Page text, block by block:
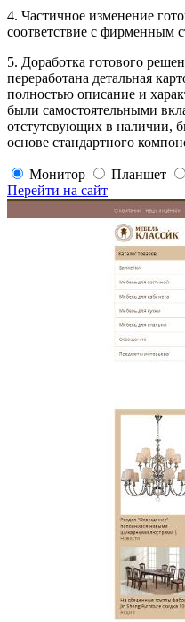
4. Частичное изменение
соответствие с фирменным
5. Доработка готового
переработана детальная
полностью описание и
были самостоятельными
отстутсвующих в наличии,
основе стандартного
Монитор Планшет
Перейти на сайт